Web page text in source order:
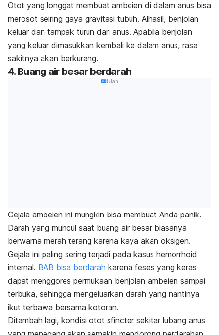
Otot yang longgat membuat ambeien di dalam anus bisa
merosot seiring gaya gravitasi tubuh. Alhasil, benjolan
keluar dan tampak turun dari anus. Apabila benjolan
yang keluar dimasukkan kembali ke dalam anus, rasa
sakitnya akan berkurang.
4. Buang air besar berdarah
Iklan
Gejala ambeien ini mungkin bisa membuat Anda panik.
Darah yang muncul saat buang air besar biasanya
berwarna merah terang karena kaya akan oksigen.
Gejala ini paling sering terjadi pada kasus hemorrhoid
internal. BAB bisa berdarah karena feses yang keras
dapat menggores permukaan benjolan ambeien sampai
terbuka, sehingga mengeluarkan darah yang nantinya
ikut terbawa bersama kotoran.
Ditambah lagi, kondisi otot sfincter sekitar lubang anus